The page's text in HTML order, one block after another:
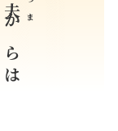
夫 つま
からは